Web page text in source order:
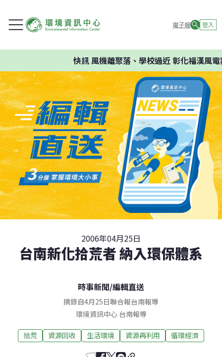
電子報 登入
快訊風機離聚落、學校過近 彰化福漢風電
2006年04月25日
台南新化拾荒者 納入環保體系
時事新聞/編輯直送
摘錄自4月25日聯合報台南報導
環境資訊中心 台南報導
拾荒 資源回收 生活環境 資源再利用 循環經濟